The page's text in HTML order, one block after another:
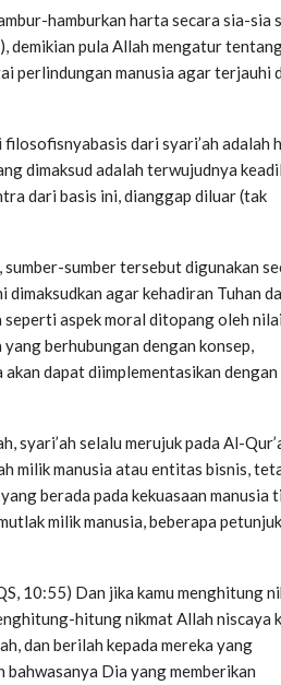
hamburkan harta secara sia-sia
demikian pula Allah mengatur
perlindungan manusia agar terjauhi
dari syari’ah adalah
dimaksud adalah terwujudnya
dari basis ini, dianggap diluar (tak
sumber tersebut digunakan
agar kehadiran Tuhan
aspek moral ditopang oleh nilai
berhubungan dengan konsep,
dapat diimplementasikan dengan
syari’ah selalu merujuk pada Al-
milik manusia atau entitas bisnis,
berada pada kekuasaan manusia
milik manusia, beberapa
10:55) Dan jika kamu menghitung
hitung nikmat Allah niscaya
dan berilah kepada mereka yang
Dia yang memberikan